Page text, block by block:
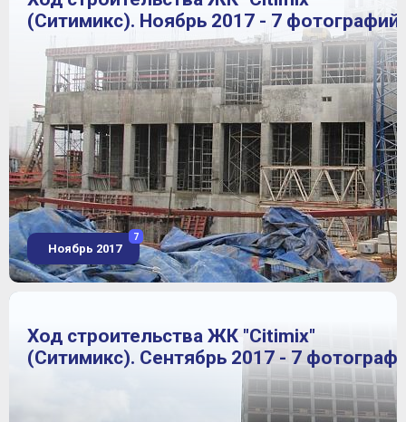
(Ситимикс). Ноябрь 2017 - 7 фотографий
Ноябрь 2017
7
Ход строительства ЖК "Citimix"
(Ситимикс). Сентябрь 2017 - 7